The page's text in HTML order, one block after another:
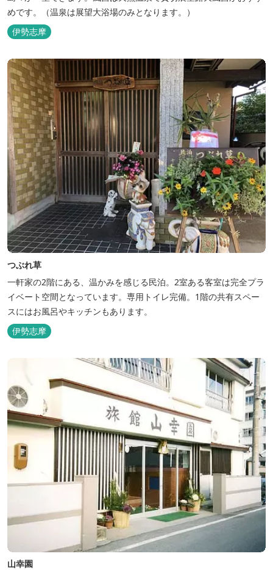
めです。（温泉は展望大浴場のみとなります。）
伊勢志摩
つぶれ草
一軒家の2階にある、温かみを感じる民泊。2室ある客室は完全プラ
イベート空間となっています。専用トイレ完備。1階の共有スペー
スにはお風呂やキッチンもあります。
伊勢志摩
山幸園